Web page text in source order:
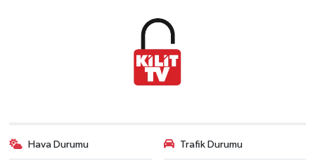
Hava Durumu Trafik Durumu